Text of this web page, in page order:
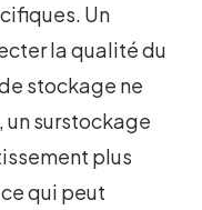
Un
la qualité du
stockage ne
un surstockage
plus
qui peut